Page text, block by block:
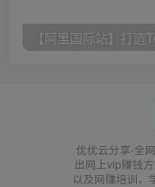
优优云分享-全
出网上vip赚钱
以及网赚培训，